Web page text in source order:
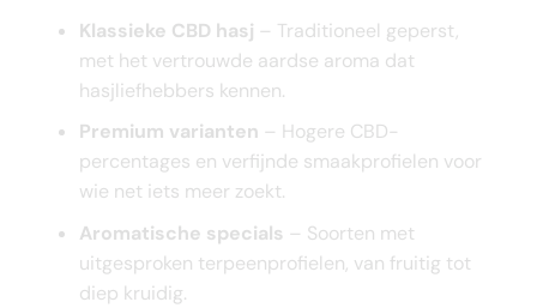
Klassieke CBD hasj – Traditioneel geperst,
met het vertrouwde aardse aroma dat
hasjliefhebbers kennen.
Premium varianten – Hogere CBD-
percentages en verfijnde smaakprofielen voor
wie net iets meer zoekt.
Aromatische specials – Soorten met
uitgesproken terpeenprofielen, van fruitig tot
diep kruidig.